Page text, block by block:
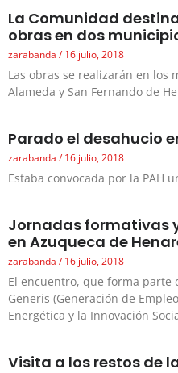
La Comunidad
obras en dos
zarabanda 16 julio, 2018
Las obras se realizarán en los
Alameda y San Fernando de
Parado el desahucio
zarabanda 16 julio, 2018
Estaba convocada por la PAH
Jornadas formativas
en Azuqueca de
zarabanda 16 julio, 2018
El encuentro, que forma parte
Generis (Generación de
Energética y la Innovación
Visita a los restos de